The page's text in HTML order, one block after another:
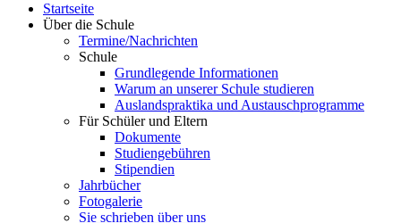
Startseite
Über die Schule
Termine/Nachrichten
Schule
Grundlegende Informationen
Warum an unserer Schule studieren
Auslandspraktika und Austauschprogramme
Für Schüler und Eltern
Dokumente
Studiengebühren
Stipendien
Jahrbücher
Fotogalerie
Sie schrieben über uns